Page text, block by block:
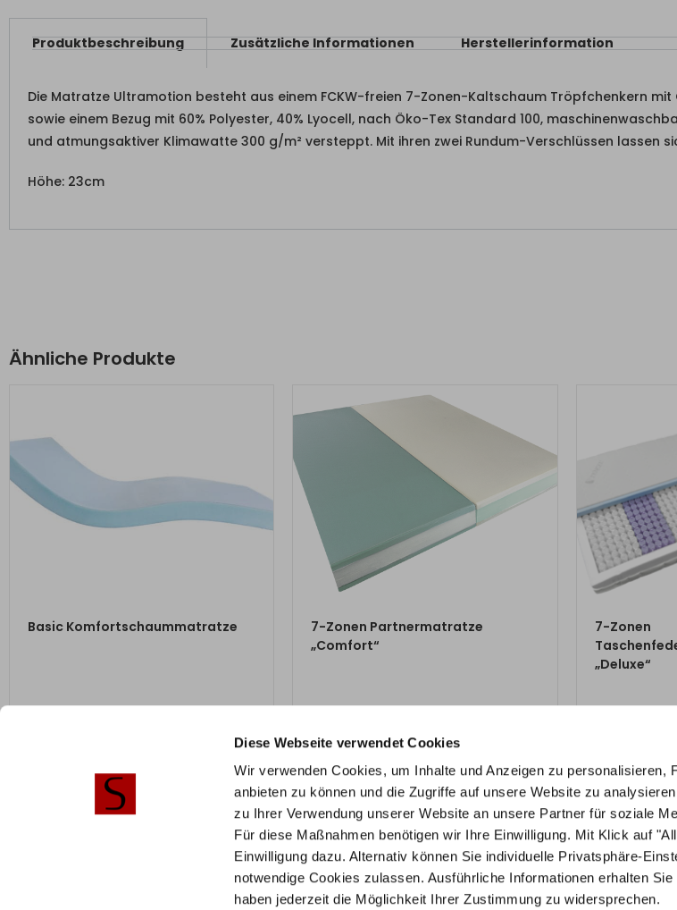
Diese Webseite verwendet Cookies
Wir verwenden Cookies, um Inhalte und Anzeigen zu personalisieren,
anbieten zu können und die Zugriffe auf unsere Website zu
zu Ihrer Verwendung unserer Website an unsere Partner für soziale
Für diese Maßnahmen benötigen wir Ihre Einwilligung. Mit Klick auf
Einwilligung dazu. Alternativ können Sie individuelle Privatsphäre-
notwendige Cookies zulassen. Ausführliche Informationen erhalten
haben jederzeit die Möglichkeit Ihrer Zustimmung zu widersprechen.
Produktbeschreibung Zusätzliche Informationen Herstellerinformation
Die Matratze Ultramotion besteht aus einem FCKW-freien 7-Zonen-Kaltschaum Tröpfchenkern
sowie einem Bezug mit 60% Polyester, 40% Lyocell, nach Öko-Tex Standard 100,
und atmungsaktiver Klimawatte 300 g/m² versteppt. Mit ihren zwei Rundum-Verschlüssen lassen
Höhe: 23cm
Ähnliche Produkte
ZUM PRODUKT
Basic Komfortschaummatratze
7-Zonen Partnermatratze
„Comfort“
7-Zonen
„Deluxe“
Mit Vorkasse
Stilbetten.de